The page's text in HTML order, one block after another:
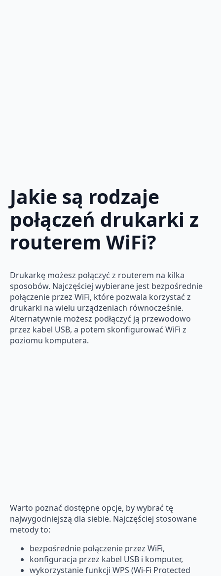
Jakie są rodzaje
połączeń drukarki z
routerem WiFi?
Drukarkę możesz połączyć z routerem na kilka
sposobów. Najczęściej wybierane jest bezpośrednie
połączenie przez WiFi, które pozwala korzystać z
drukarki na wielu urządzeniach równocześnie.
Alternatywnie możesz podłączyć ją przewodowo
przez kabel USB, a potem skonfigurować WiFi z
poziomu komputera.
Warto poznać dostępne opcje, by wybrać tę
najwygodniejszą dla siebie. Najczęściej stosowane
metody to:
bezpośrednie połączenie przez WiFi,
konfiguracja przez kabel USB i komputer,
wykorzystanie funkcji WPS (Wi-Fi Protected